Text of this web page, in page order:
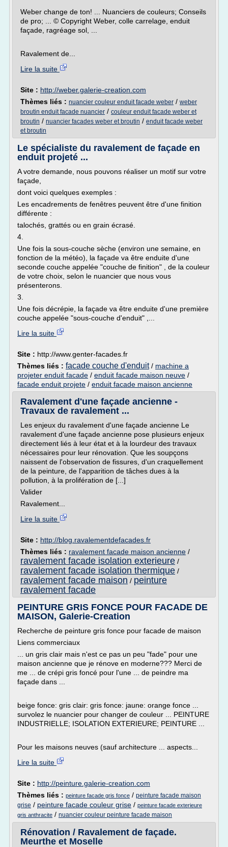
Weber change de ton! ... Nuanciers de couleurs; Conseils
de pro; ... © Copyright Weber, colle carrelage, enduit
façade, ragréage sol, ...
Ravalement de...
Lire la suite
Site : http://weber.galerie-creation.com
Thèmes liés : nuancier couleur enduit facade weber / weber
broutin enduit facade nuancier / couleur enduit facade weber et
broutin / nuancier facades weber et broutin / enduit facade weber
et broutin
Le spécialiste du ravalement de façade en
enduit projeté ...
A votre demande, nous pouvons réaliser un motif sur votre
façade,
dont voici quelques exemples :
Les encadrements de fenêtres peuvent être d'une finition
différente :
talochés, grattés ou en grain écrasé.
4.
Une fois la sous-couche sèche (environ une semaine, en
fonction de la météo), la façade va être enduite d'une
seconde couche appelée "couche de finition" , de la couleur
de votre choix, selon le nuancier que nous vous
présenterons.
3.
Une fois décrépie, la façade va être enduite d'une première
couche appelée "sous-couche d'enduit" ,...
Lire la suite
Site : http://www.genter-facades.fr
Thèmes liés : facade couche d'enduit/ machine a
projeter enduit facade / enduit facade maison neuve /
facade enduit projete / enduit facade maison ancienne
Ravalement d'une façade ancienne -
Travaux de ravalement ...
Les enjeux du ravalement d'une façade ancienne Le
ravalement d'une façade ancienne pose plusieurs enjeux
directement liés à leur état et à la lourdeur des travaux
nécessaires pour leur rénovation. Que les soupçons
naissent de l'observation de fissures, d'un craquellement
de la peinture, de l'apparition de tâches dues à la
pollution, à la prolifération de [...]
Valider
Ravalement...
Lire la suite
Site : http://blog.ravalementdefacades.fr
Thèmes liés : ravalement facade maison ancienne /
ravalement facade isolation exterieure /
ravalement facade isolation thermique /
ravalement facade maison / peinture
ravalement facade
PEINTURE GRIS FONCE POUR FACADE DE
MAISON, Galerie-Creation
Recherche de peinture gris fonce pour facade de maison
Liens commerciaux
... un gris clair mais n'est ce pas un peu "fade" pour une
maison ancienne que je rénove en moderne??? Merci de
me ... de crépi gris foncé pour l'une ... de peindre ma
façade dans ...
beige fonce: gris clair: gris fonce: jaune: orange fonce ...
survolez le nuancier pour changer de couleur ... PEINTURE
INDUSTRIELLE; ISOLATION EXTERIEURE; PEINTURE ...
Pour les maisons neuves (sauf architecture ... aspects...
Lire la suite
Site : http://peinture.galerie-creation.com
Thèmes liés : peinture facade gris fonce / peinture facade maison
grise / peinture facade couleur grise / peinture facade exterieure
gris anthracite / nuancier couleur peinture facade maison
Rénovation / Ravalement de façade.
Meurthe et Moselle